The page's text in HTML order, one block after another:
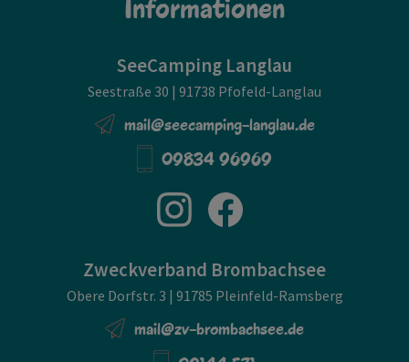
Informationen
SeeCamping Langlau
Seestraße 30 | 91738 Pfofeld-Langlau
mail@seecamping-langlau.de
09834 96969
Zweckverband Brombachsee
Obere Dorfstr. 3 | 91785 Pleinfeld-Ramsberg
mail@zv-brombachsee.de